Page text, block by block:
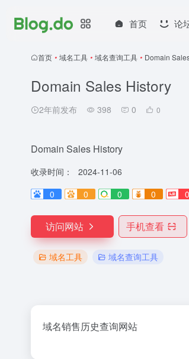
首页 论
首页 • 域名工具 • 域名查询工具 • Domain
Domain Sales History
2年前发布 398 0 0
Domain Sales History
收录时间：
2024-11-06
0
0 0 0 0
访问网站 手机查看
域名工具 域名查询工具
域名销售历史查询网站